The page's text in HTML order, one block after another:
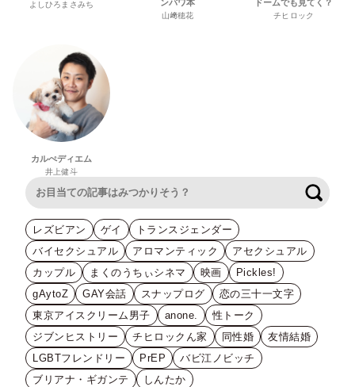
よしひろまさみち ンパワ本
山﨑穂花
ドームでも見てく？
チヒロック
カルぺディエム
井上健斗
レズビアン ゲイ
トランスジェンダー
バイセクシュアル
アロマンティック
アセクシュアル
カップル
まくのうちぃシネマ 映画
Pickles!
gAytoZ
GAY会話 スナップログ
恋の三十一文字
東京アイスクリーム男子
anone.
性トーク
ジブンヒストリー
チヒロックん家 同性婚
友情結婚
LGBTフレンドリー
PrEP
バビ江ノビッチ
ブリアナ・ギガンテ
しんたか